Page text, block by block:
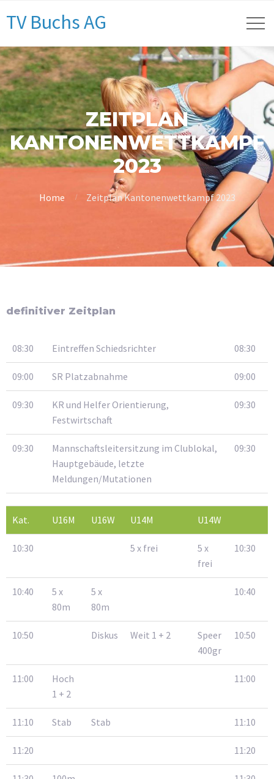
TV Buchs AG
ZEITPLAN
KANTONENWETTKAMPF
2023
Home Zeitplan Kantonenwettkampf 2023
definitiver Zeitplan
08:30 Eintreffen Schiedsrichter 08:30
09:00 SR Platzabnahme 09:00
09:30
KR und Helfer Orientierung,
Festwirtschaft
09:30
09:30
Mannschaftsleitersitzung im Clublokal,
Hauptgebäude, letzte
Meldungen/Mutationen
09:30
Kat. U16M U16W U14M U14W
10:30 5 x frei
5 x
frei
10:30
10:40
5 x
80m
5 x
80m
10:40
10:50 Diskus Weit 1 + 2
Speer
400gr
10:50
11:00
Hoch
1 + 2
11:00
11:10 Stab Stab 11:10
11:20 11:20